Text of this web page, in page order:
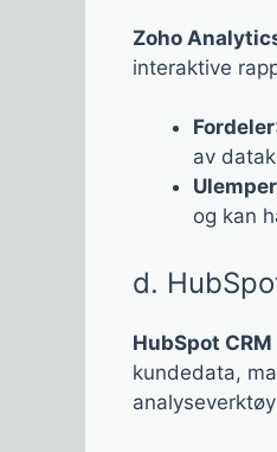
Zoho
interaktive
Fordeler
av
Ulemper
og kan
d.
HubSpot CRM
kundedata,